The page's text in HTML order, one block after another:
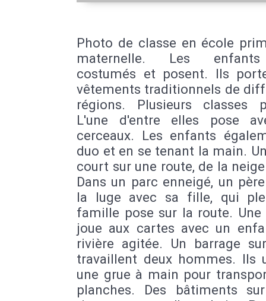
Photo de classe en école
maternelle. Les
costumés et posent. Ils
vêtements traditionnels de
régions. Plusieurs classes
L'une d'entre elles pose
cerceaux. Les enfants
duo et en se tenant la main.
court sur une route, de la
Dans un parc enneigé, un
la luge avec sa fille, qui
famille pose sur la route.
joue aux cartes avec un
rivière agitée. Un barrage
travaillent deux hommes. Ils
une grue à main pour
planches. Des bâtiments